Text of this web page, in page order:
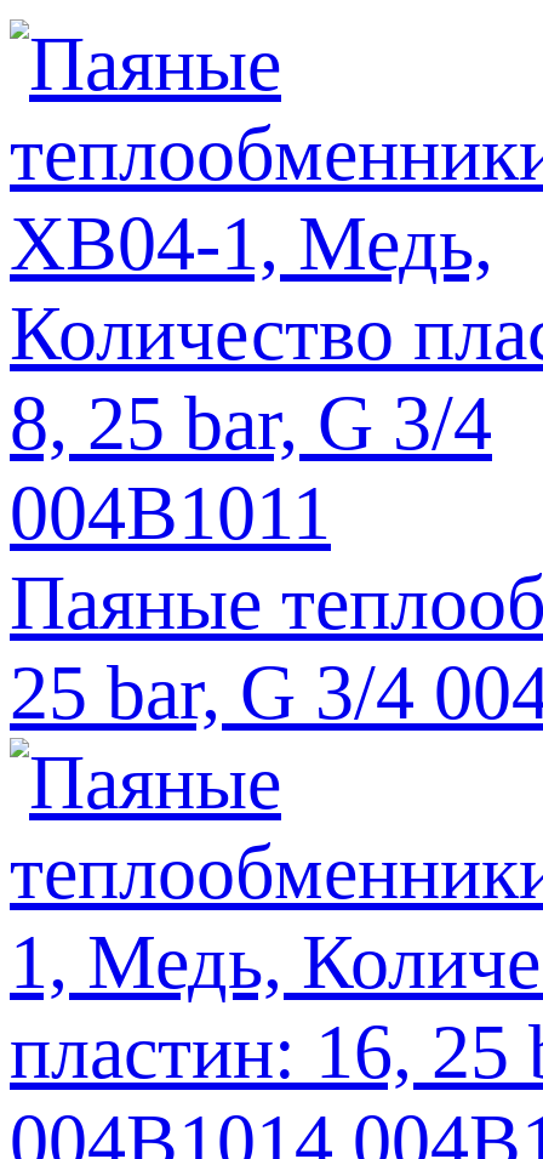
Паяные
25 bar, G 3/4